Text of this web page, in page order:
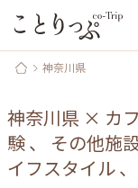
神奈川県
神奈川県 × カ
験、 その他施
イフスタイル、